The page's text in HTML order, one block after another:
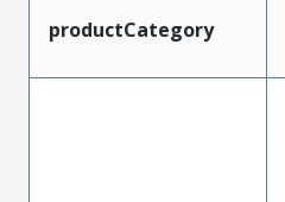
productCategory